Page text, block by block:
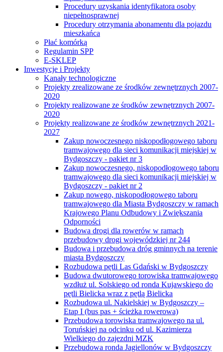
Procedury uzyskania identyfikatora osoby
niepełnosprawnej
Procedury otrzymania abonamentu dla pojazdu
mieszkańca
Płać komórką
Regulamin SPP
E-SKLEP
Inwestycje i Projekty
Kanały technologiczne
Projekty zrealizowane ze środków zewnętrznych 2007-
2020
Projekty realizowane ze środków zewnętrznych 2007-
2020
Projekty realizowane ze środków zewnętrznych 2021-
2027
Zakup nowoczesnego niskopodłogowego taboru
tramwajowego dla sieci komunikacji miejskiej w
Bydgoszczy - pakiet nr 3
Zakup nowoczesnego, niskopodłogowego taboru
tramwajowego dla sieci komunikacji miejskiej w
Bydgoszczy - pakiet nr 2
Zakup nowego, niskopodłogowego taboru
tramwajowego dla Miasta Bydgoszczy w ramach
Krajowego Planu Odbudowy i Zwiększania
Odporności
Budowa drogi dla rowerów w ramach
przebudowy drogi wojewódzkiej nr 244
Budowa i przebudowa dróg gminnych na terenie
miasta Bydgoszczy
Rozbudowa pętli Las Gdański w Bydgoszczy
Budowa dwutorowego torowiska tramwajowego
wzdłuż ul. Solskiego od ronda Kujawskiego do
pętli Bielicka wraz z pętlą Bielicka
Rozbudowa ul. Nakielskiej w Bydgoszczy –
Etap I (bus pas + ścieżka rowerowa)
Przebudowa torowiska tramwajowego na ul.
Toruńskiej na odcinku od ul. Kazimierza
Wielkiego do zajezdni MZK
Przebudowa ronda Jagiellonów w Bydgoszczy